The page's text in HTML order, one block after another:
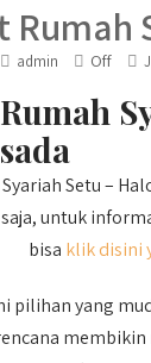
Rumah
admin Off
Setu –
untuk
bisa klik disini
pilihan yang